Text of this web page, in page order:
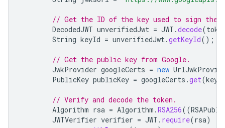
// Get the ID of the key used to sign the
DecodedJWT unverifiedJwt = JWT .decode(
String keyId = unverifiedJwt.getKeyId();
// Get the public key from Google.
JwkProvider googleCerts = new
PublicKey publicKey = googleCerts .get(
// Verify and decode the token.
Algorithm rsa = Algorithm .RSA256((
JWTVerifier verifier = JWT . require(rsa)